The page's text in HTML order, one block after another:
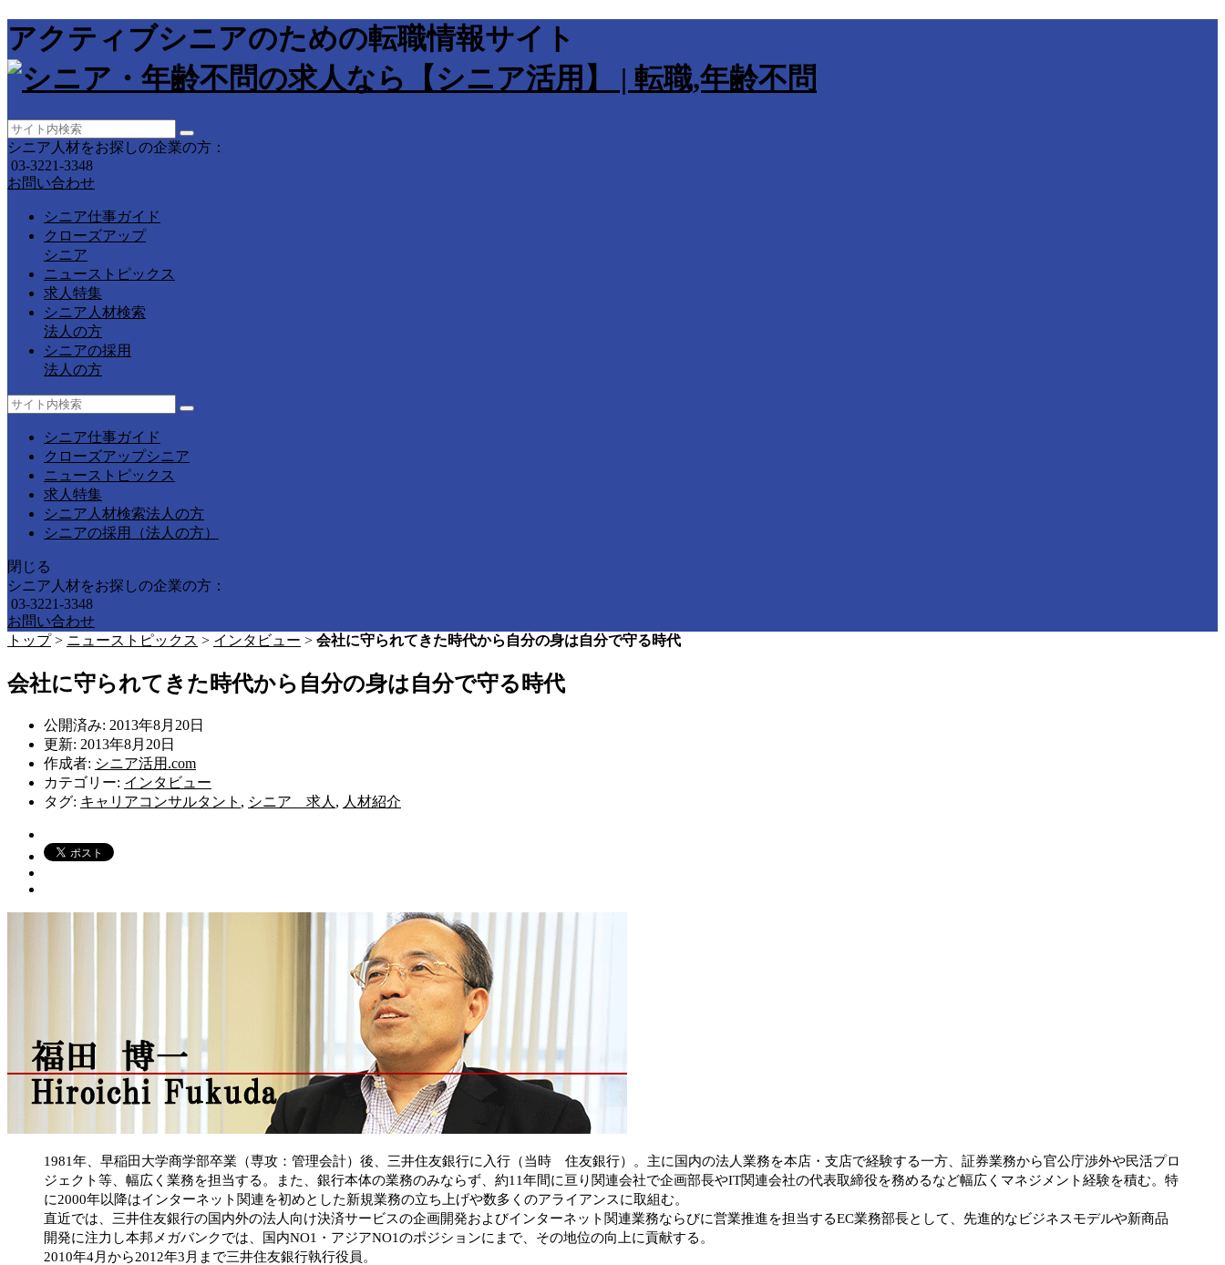
アクティブシニアのための転職情報サイト
シニア人材をお探しの企業の方：
03-3221-3348
お問い合わせ
シニア仕事ガイド
クローズアップ
シニア
ニューストピックス
求人特集
シニア人材検索
法人の方
シニアの採用
法人の方
シニア仕事ガイド
クローズアップシニア
ニューストピックス
求人特集
シニア人材検索法人の方
シニアの採用（法人の方）
閉じる
シニア人材をお探しの企業の方：
03-3221-3348
お問い合わせ
トップ> ニューストピックス > インタビュー > 会社に守られてきた時代から自分の身は自分で守る時代
会社に守られてきた時代から自分の身は自分で守る時代
公開済み: 2013年8月20日
更新: 2013年8月20日
作成者: シニア活用.com
カテゴリー: インタビュー
タグ: キャリアコンサルタント , シニア 求人 , 人材紹介
1981年、早稲田大学商学部卒業（専攻：管理会計）後、三井住友銀行に入行（当時 住友銀行）。主に国内の法人業務を本店・支店で経験する一方、証券業務から官公庁渉外や民活プロ
ジェクト等、幅広く業務を担当する。また、銀行本体の業務のみならず、約11年間に亘り関連会社で企画部長やIT関連会社の代表取締役を務めるなど幅広くマネジメント経験を積む。特
に2000年以降はインターネット関連を初めとした新規業務の立ち上げや数多くのアライアンスに取組む。
直近では、三井住友銀行の国内外の法人向け決済サービスの企画開発およびインターネット関連業務ならびに営業推進を担当するEC業務部長として、先進的なビジネスモデルや新商品
開発に注力し本邦メガバンクでは、国内NO1・アジアNO1のポジションにまで、その地位の向上に貢献する。
2010年4月から2012年3月まで三井住友銀行執行役員。